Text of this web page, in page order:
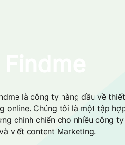
là công ty hàng đầu về
online. Chúng tôi là một tập
chinh chiến cho nhiều công
viết content Marketing.